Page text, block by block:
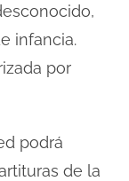
infancia.
por
podrá
de la